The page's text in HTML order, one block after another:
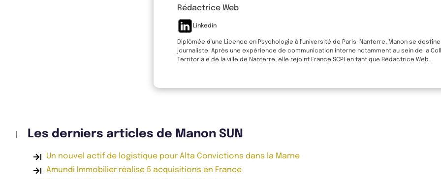
Rédactrice Web
Linkedin
Diplômée d'une Licence en Psychologie à l'université de Paris-Nanterre, Manon se
journaliste. Après une expérience de communication interne notamment au sein de la
Territoriale de la ville de Nanterre, elle rejoint France SCPI en tant que Rédactrice Web.
Les derniers articles de Manon SUN
Un nouvel actif de logistique pour Alta Convictions dans la Marne
Amundi Immobilier réalise 5 acquisitions en France